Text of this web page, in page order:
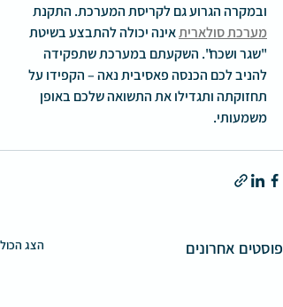
ובמקרה הגרוע גם לקריסת המערכת. התקנת
מערכת סולארית אינה יכולה להתבצע בשיטת
"שגר ושכח". השקעתם במערכת שתפקידה
להניב לכם הכנסה פאסיבית נאה – הקפידו על
תחזוקתה ותגדילו את התשואה שלכם באופן
משמעותי.
פוסטים אחרונים הצג הכול